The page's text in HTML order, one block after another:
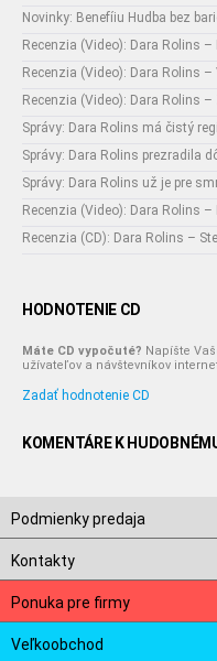
Novinky: Benefíiu Hudba bez
Recenzia (Video): Dara Rolins
Recenzia (Video): Dara Rolins
Recenzia (Video): Dara Rolins
Správy: Dara Rolins má čistý
Správy: Dara Rolins prezradila
Správy: Dara Rolins už je pre
Recenzia (Video): Dara Rolins
Recenzia (CD): Dara Rolins –
HODNOTENIE CD
Máte CD vypočuté? Napíšte
užívateľov a návštevníkov
Zadať hodnotenie CD
KOMENTÁRE K
Podmienky predaja
Kontakty
Ponuka pre firmy
Veľkoobchod